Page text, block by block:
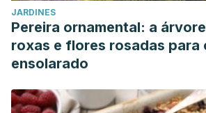
JARDINES
Pereira ornamental: a
roxas e flores rosadas para
ensolarado